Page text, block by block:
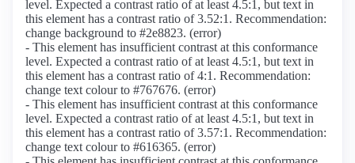
level. Expected a contrast ratio of at least 4.5:1, but text in
this element has a contrast ratio of 3.52:1. Recommendation:
change background to #2e8823. (error)
- This element has insufficient contrast at this conformance
level. Expected a contrast ratio of at least 4.5:1, but text in
this element has a contrast ratio of 4:1. Recommendation:
change text colour to #767676. (error)
- This element has insufficient contrast at this conformance
level. Expected a contrast ratio of at least 4.5:1, but text in
this element has a contrast ratio of 3.57:1. Recommendation:
change text colour to #616365. (error)